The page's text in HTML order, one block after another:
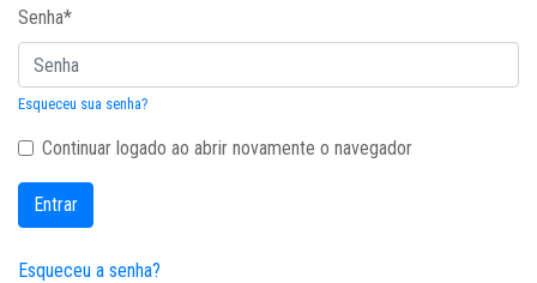
Senha*
Esqueceu sua senha?
Continuar logado ao abrir novamente o navegador
Entrar
Esqueceu a senha?